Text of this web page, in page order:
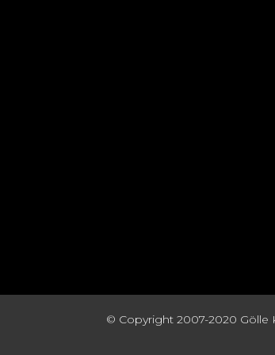
© Copyright 2007-2020 Gölle